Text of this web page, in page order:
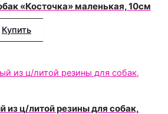
«Косточка» маленькая, 10см
Купить
из ц/литой резины для собак,